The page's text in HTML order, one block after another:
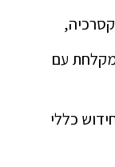
עם
עברה חידוש כללי